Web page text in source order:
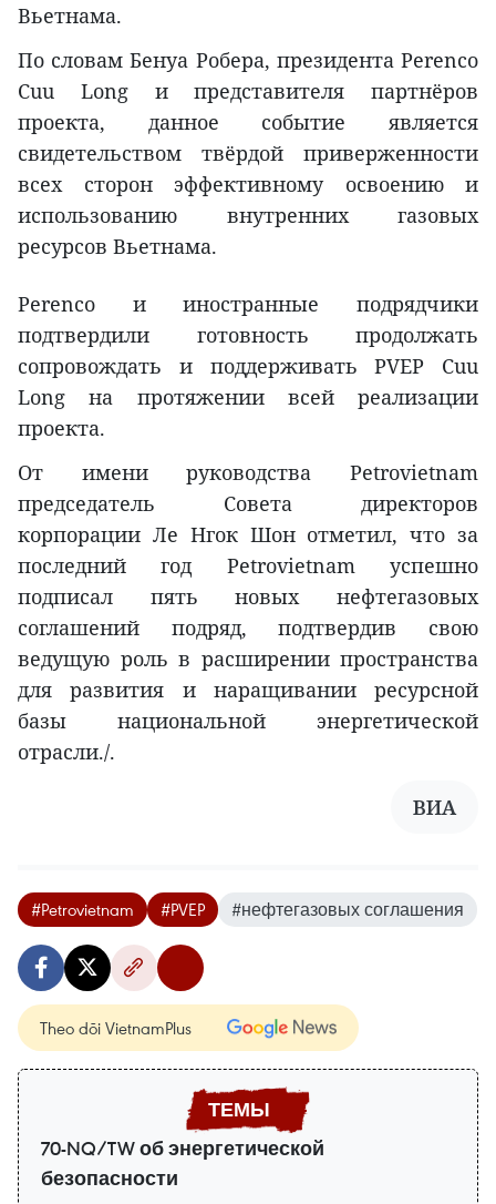
Вьетнама.
По словам Бенуа Робера, президента Perenco
Cuu Long и представителя партнёров
проекта, данное событие является
свидетельством твёрдой приверженности
всех сторон эффективному освоению и
использованию внутренних газовых
ресурсов Вьетнама.
Perenco и иностранные подрядчики
подтвердили готовность продолжать
сопровождать и поддерживать PVEP Cuu
Long на протяжении всей реализации
проекта.
От имени руководства Petrovietnam
председатель Совета директоров
корпорации Ле Нгок Шон отметил, что за
последний год Petrovietnam успешно
подписал пять новых нефтегазовых
соглашений подряд, подтвердив свою
ведущую роль в расширении пространства
для развития и наращивании ресурсной
базы национальной энергетической
отрасли./.
ВИA
#Petrovietnam #PVEP #нефтегазовых соглашения
Theo dõi VietnamPlus
70-NQ/TW об энергетической
безопасности